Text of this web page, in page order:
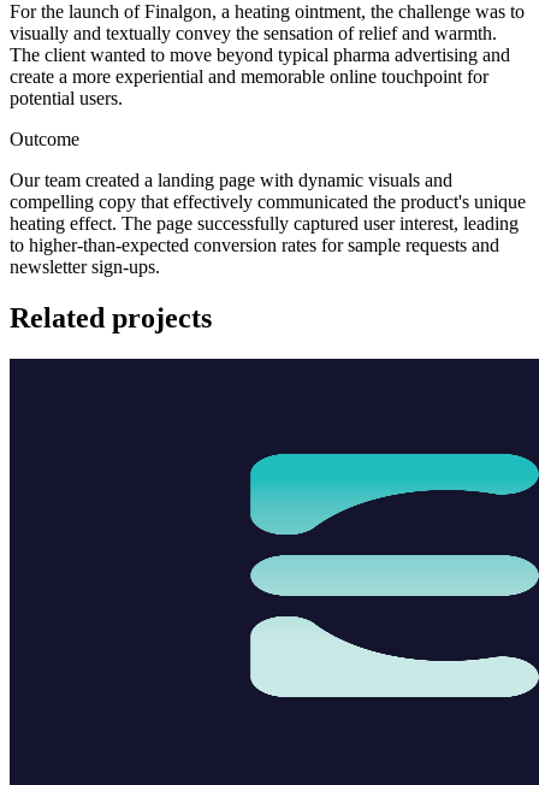
For the launch of Finalgon, a heating ointment, the challenge was to
visually and textually convey the sensation of relief and warmth.
The client wanted to move beyond typical pharma advertising and
create a more experiential and memorable online touchpoint for
potential users.
Outcome
Our team created a landing page with dynamic visuals and
compelling copy that effectively communicated the product's unique
heating effect. The page successfully captured user interest, leading
to higher-than-expected conversion rates for sample requests and
newsletter sign-ups.
Related projects